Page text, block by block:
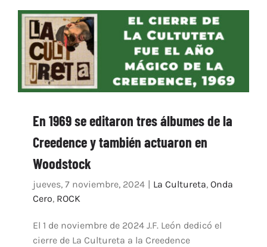
En 1969 se editaron tres álbumes de la
Creedence y también actuaron en
Woodstock
jueves, 7 noviembre, 2024 La Cultureta, Onda
Cero, ROCK
El 1 de noviembre de 2024 J.F. León dedicó el
cierre de La Cultureta a la Creedence